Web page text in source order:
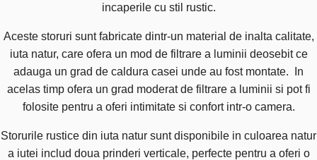
incaperile cu stil rustic.
Aceste storuri sunt fabricate dintr-un material de inalta calitate,
iuta natur, care ofera un mod de filtrare a luminii deosebit ce
adauga un grad de caldura casei unde au fost montate. In
acelas timp ofera un grad moderat de filtrare a luminii si pot fi
folosite pentru a oferi intimitate si confort intr-o camera.
Storurile rustice din iuta natur sunt disponibile in culoarea natur
a iutei includ doua prinderi verticale, perfecte pentru a oferi o